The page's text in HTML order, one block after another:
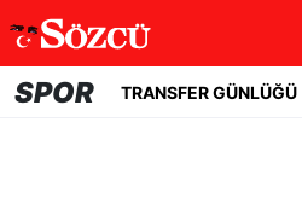
SPOR TRANSFER GÜNLÜĞÜ